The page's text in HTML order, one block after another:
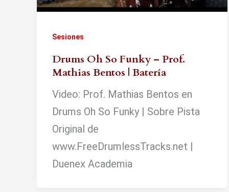
Sesiones
Drums Oh So Funky – Prof.
Mathias Bentos | Batería
Video: Prof. Mathias Bentos en
Drums Oh So Funky | Sobre Pista
Original de
www.FreeDrumlessTracks.net |
Duenex Academia